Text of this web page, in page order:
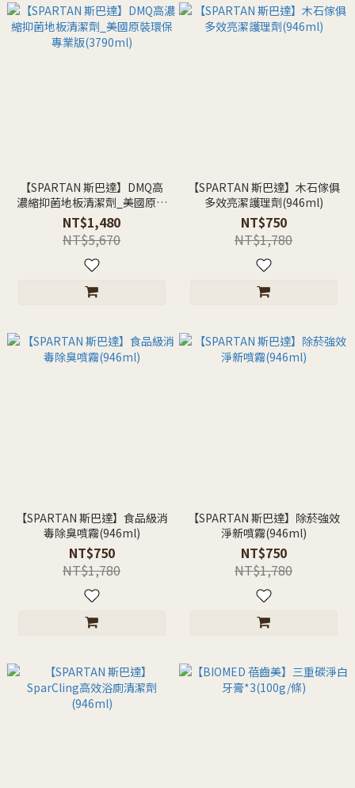
【SPARTAN 斯巴達】DMQ高
濃縮抑菌地板清潔劑_美國原裝
環保專業版(3790ml)
NT$1,480
NT$5,670
【SPARTAN 斯巴達】木石傢俱
多效亮潔護理劑(946ml)
NT$750
NT$1,780
【SPARTAN 斯巴達】食品級消
毒除臭噴霧(946ml)
NT$750
NT$1,780
【SPARTAN 斯巴達】除菸強效
淨新噴霧(946ml)
NT$750
NT$1,780